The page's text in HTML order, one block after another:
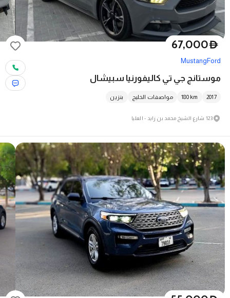
D
67,000
Ford
Mustang
موستانج جي تي كاليفورنيا سبيشال
2017
180 km مواصفات الخليج بنزين
123 شارع الشيخ محمد بن زايد - العليا